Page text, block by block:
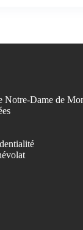
Notre-Dame de